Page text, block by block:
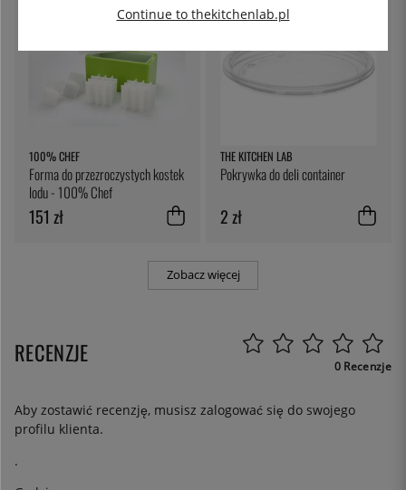
100% CHEF
Forma do przezroczystych kostek
lodu - 100% Chef
151 zł
THE KITCHEN LAB
Pokrywka do deli container
2 zł
Zobacz więcej
RECENZJE 0 Recenzje
Aby zostawić recenzję, musisz zalogować się do swojego
profilu klienta.
.
Continue to thekitchenlab.pl